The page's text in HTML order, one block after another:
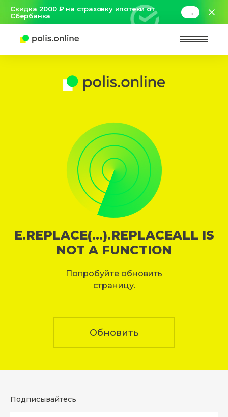
Скидка 2000 ₽ на страховку ипотеки от
Сбербанка
→
E.REPLACE(...).REPLACEALL IS
NOT A FUNCTION
Попробуйте обновить
страницу.
Обновить
Подписывайтесь